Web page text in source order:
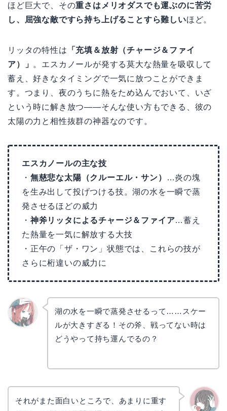
ほど巨大で、その重さはメリオダスでも運ぶのに苦労
し、屈強な敵ですら持ち上げることすら難しいほど。
リッタの特性は 「充填＆放射（チャージ＆ファイ
ア）」 。エスカノールが発する莫大な熱量を吸収して
蓄え、好きなタイミングで一気に放つことができま
す。つまり、夜のうちに熱をため込んでおいて、いざ
という時に解き放つ——そんな使い方もできる、彼の
太陽の力と相性抜群の神器なのです。
エスカノールの主な技
・ 無慈悲な太陽（クルーエル・サン）
…炎の塊
を生み出して投げつける技。湖の水を一瞬で蒸
発させるほどの威力
・ 神斧リッタによるチャージ＆ファイア…蓄え
た熱量を一気に解放する大技
・正午の「ザ・ワン」状態では、これらの技が
さらに桁違いの威力に
湖の水を一瞬で蒸発させるって……スケー
ルが大きすぎる！その斧、戦ってない時は
どうやって持ち運んでるの？
それがまた面白いところで、あまりに重す